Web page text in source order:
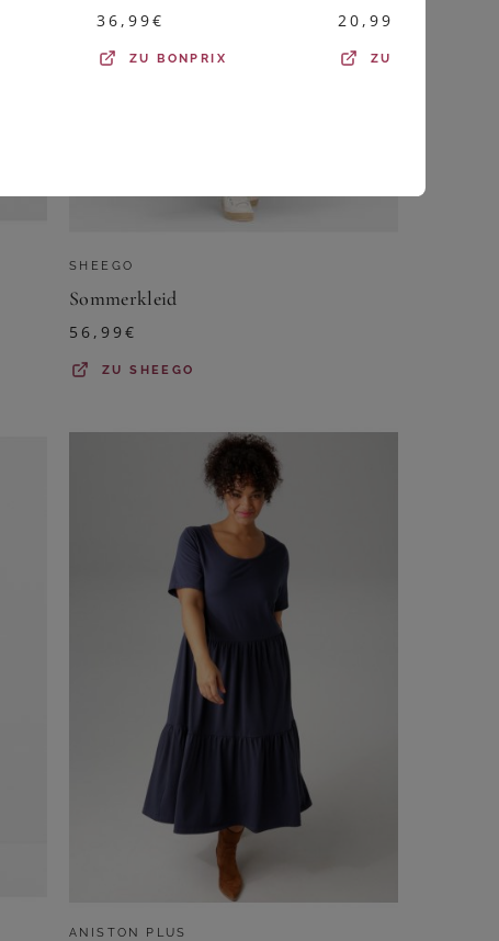
SHEEGO
Sommerkleid
56,99€
ZUSHEEGO
ANISTON PLUS
36,99€
ZUBONPRIX
20,99
ZU